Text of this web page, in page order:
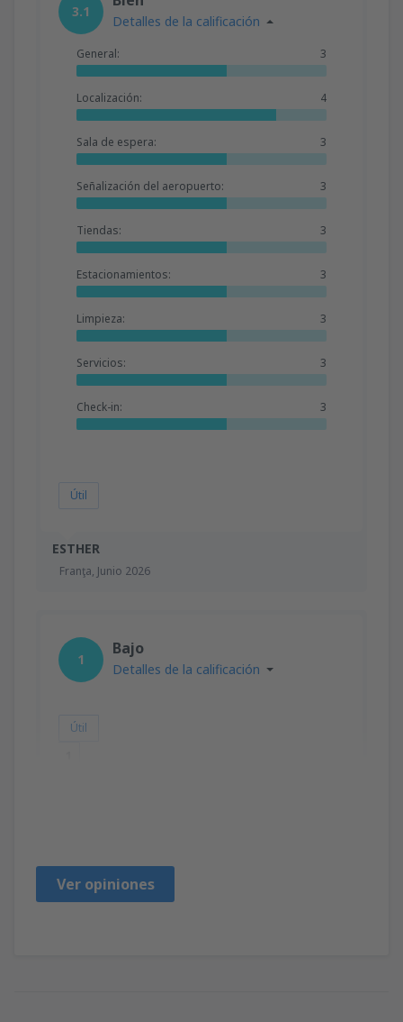
ESTHER
Franţa, Junio 2026
3.1
Detalles de la calificación
General: 3
Localización: 4
Sala de espera: 3
Señalización del aeropuerto: 3
Tiendas: 3
Estacionamientos: 3
Limpieza: 3
Servicios: 3
Check-in: 3
Útil
1
Bajo
Detalles de la calificación
Útil
Ver opiniones